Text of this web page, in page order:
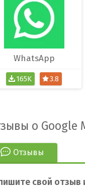
WhatsApp
165K 3.8
о Google
Отзывы
свой отзыв